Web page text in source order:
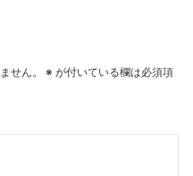
せん。 ※ が付いている欄は必須項